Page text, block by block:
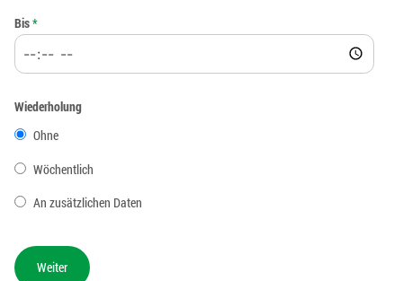
Bis*
Wiederholung
Ohne
Wöchentlich
An zusätzlichen Daten